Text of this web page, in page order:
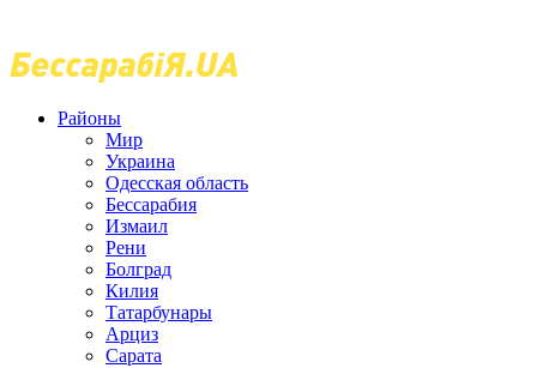
Районы
Мир
Украина
Одесская область
Бессарабия
Измаил
Рени
Болград
Килия
Татарбунары
Арциз
Сарата